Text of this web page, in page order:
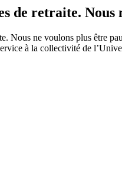
de retraite. Nous
Nous ne voulons plus être
à la collectivité de